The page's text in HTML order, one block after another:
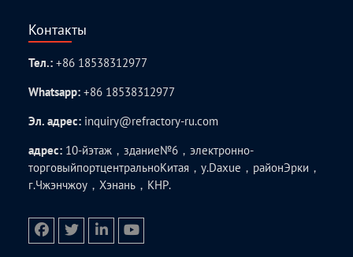
Контакты
Тел.:+86 18538312977
Whatsapp:+86 18538312977
Эл. адрес: inquiry@refractory-ru.com
адрес: 10-йэтаж，здание№6，электронно-
торговыйпортцентральноКитая，у.Daxue，районЭрки，
г.Чжэнчжоу，Хэнань，КНР.